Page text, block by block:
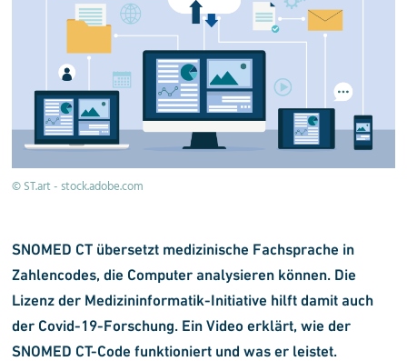
© ST.art - stock.adobe.com
SNOMED CT übersetzt medizinische Fachsprache in
Zahlencodes, die Computer analysieren können. Die
Lizenz der Medizininformatik-Initiative hilft damit auch
der Covid-19-Forschung. Ein Video erklärt, wie der
SNOMED CT-Code funktioniert und was er leistet.